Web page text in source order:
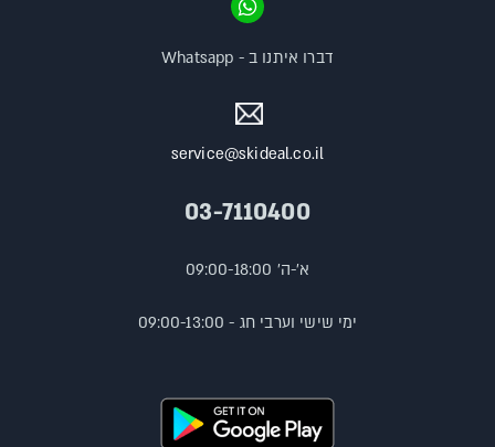
service@skideal.co.il
03-7110400
א'-ה' 09:00-18:00
ימי שישי וערבי חג - 09:00-13:00
דברו איתנו ב - Whatsapp